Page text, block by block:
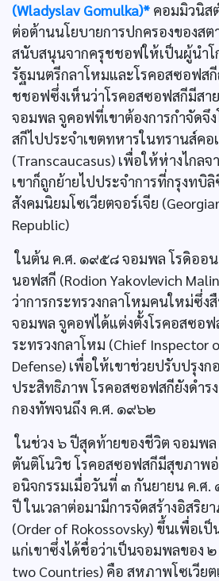
(Wladyslav Gomulka)* คอมมิวนิส
ต่อต้านนโยบายการปกครองของสต
สนับสนุนจากครุชชอฟให้เป็นผู้นำโ
รัฐมนตรีกลาโหมและโรคอสซอฟส
ชชอฟซึ่งเห็นว่าโรคอสซอฟสกีมีสา
จอมพล จูคอฟที่เขาต้องการกำจัดจึ
สกีไปประจำเขตทหารในทรานส์คอ
(Transcaucasus) เพื่อให้ห่างไกลจ
เขาก็ถูกย้ายไปประจำการที่กรุงทบิ
สังคมนิยมโซเวียตจอร์เจีย
Republic)
ในต้น ค.ศ. ๑๙๕๘ จอมพล โรดิออน
นอฟสกี (Rodion Yakovlevich
ว่าการกระทรวงกลาโหมคนใหม่ซึ่ง
จอมพล จูคอฟได้แต่งตั้งโรคอสซอฟ
ระทรวงกลาโหม (Chief Inspector
Defense) เพื่อให้เขาช่วยปรับปรุง
ประสิทธิภาพ โรคอสซอฟสกียังดำร
กองทัพจนถึง ค.ศ. ๑๙๖๒
ในช่วง ๖ ปีสุดท้ายของชีวิต จอมพ
ตันติโนวิช โรคอสซอฟสกีมีสุขภาพ
อนิจกรรมเมื่อวันที่ ๓ กันยายน ค.ศ
ปี ในเวลาต่อมามีการจัดสร้างอิสริ
(Order of Rokossovsky) ขึ้นเพื่อเ
แก่เขาซึ่งได้ชื่อว่าเป็นจอมพลของ
two Countries) คือ สหภาพโซเวีย